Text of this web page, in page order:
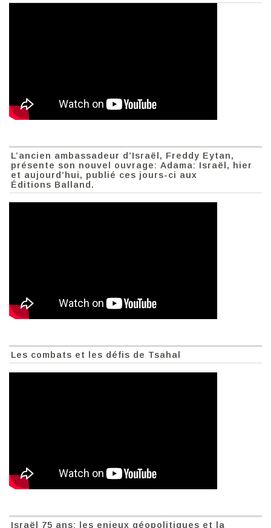
L’ancien ambassadeur d’Israël, Freddy Eytan,
présente son nouvel ouvrage: Adama: Israël, hier
et aujourd’hui, publié ces jours-ci aux
Éditions Balland.
Les combats et les défis de Tsahal
Israël 75 ans: les enjeux géopolitiques et la